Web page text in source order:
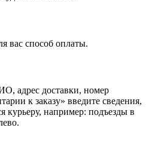
вас способ оплаты.
адрес доставки, номер
к заказу» введите сведения,
курьеру, например: подъезды в